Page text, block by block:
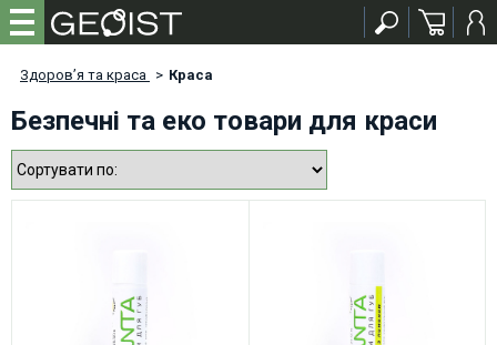
Здоров’я та краса > Краса
Безпечні та еко товари для краси